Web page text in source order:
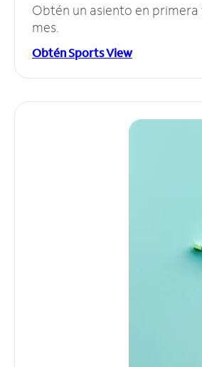
Obtén un asiento en
mes.
Obtén Sports View